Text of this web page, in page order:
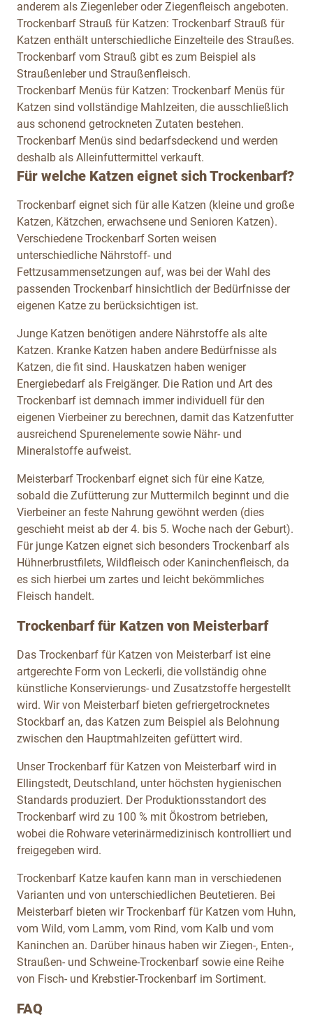
anderem als Ziegenleber oder Ziegenfleisch angeboten.
Trockenbarf Strauß für Katzen: Trockenbarf Strauß für
Katzen enthält unterschiedliche Einzelteile des Straußes.
Trockenbarf vom Strauß gibt es zum Beispiel als
Straußenleber und Straußenfleisch.
Trockenbarf Menüs für Katzen: Trockenbarf Menüs für
Katzen sind vollständige Mahlzeiten, die ausschließlich
aus schonend getrockneten Zutaten bestehen.
Trockenbarf Menüs sind bedarfsdeckend und werden
deshalb als Alleinfuttermittel verkauft.
Für welche Katzen eignet sich Trockenbarf?
Trockenbarf eignet sich für alle Katzen (kleine und große
Katzen, Kätzchen, erwachsene und Senioren Katzen).
Verschiedene Trockenbarf Sorten weisen
unterschiedliche Nährstoff- und
Fettzusammensetzungen auf, was bei der Wahl des
passenden Trockenbarf hinsichtlich der Bedürfnisse der
eigenen Katze zu berücksichtigen ist.
Junge Katzen benötigen andere Nährstoffe als alte
Katzen. Kranke Katzen haben andere Bedürfnisse als
Katzen, die fit sind. Hauskatzen haben weniger
Energiebedarf als Freigänger. Die Ration und Art des
Trockenbarf ist demnach immer individuell für den
eigenen Vierbeiner zu berechnen, damit das Katzenfutter
ausreichend Spurenelemente sowie Nähr- und
Mineralstoffe aufweist.
Meisterbarf Trockenbarf eignet sich für eine Katze,
sobald die Zufütterung zur Muttermilch beginnt und die
Vierbeiner an feste Nahrung gewöhnt werden (dies
geschieht meist ab der 4. bis 5. Woche nach der Geburt).
Für junge Katzen eignet sich besonders Trockenbarf als
Hühnerbrustfilets, Wildfleisch oder Kaninchenfleisch, da
es sich hierbei um zartes und leicht bekömmliches
Fleisch handelt.
Trockenbarf für Katzen von Meisterbarf
Das Trockenbarf für Katzen von Meisterbarf ist eine
artgerechte Form von Leckerli, die vollständig ohne
künstliche Konservierungs- und Zusatzstoffe hergestellt
wird. Wir von Meisterbarf bieten gefriergetrocknetes
Stockbarf an, das Katzen zum Beispiel als Belohnung
zwischen den Hauptmahlzeiten gefüttert wird.
Unser Trockenbarf für Katzen von Meisterbarf wird in
Ellingstedt, Deutschland, unter höchsten hygienischen
Standards produziert. Der Produktionsstandort des
Trockenbarf wird zu 100 % mit Ökostrom betrieben,
wobei die Rohware veterinärmedizinisch kontrolliert und
freigegeben wird.
Trockenbarf Katze kaufen kann man in verschiedenen
Varianten und von unterschiedlichen Beutetieren. Bei
Meisterbarf bieten wir Trockenbarf für Katzen vom Huhn,
vom Wild, vom Lamm, vom Rind, vom Kalb und vom
Kaninchen an. Darüber hinaus haben wir Ziegen-, Enten-,
Straußen- und Schweine-Trockenbarf sowie eine Reihe
von Fisch- und Krebstier-Trockenbarf im Sortiment.
FAQ